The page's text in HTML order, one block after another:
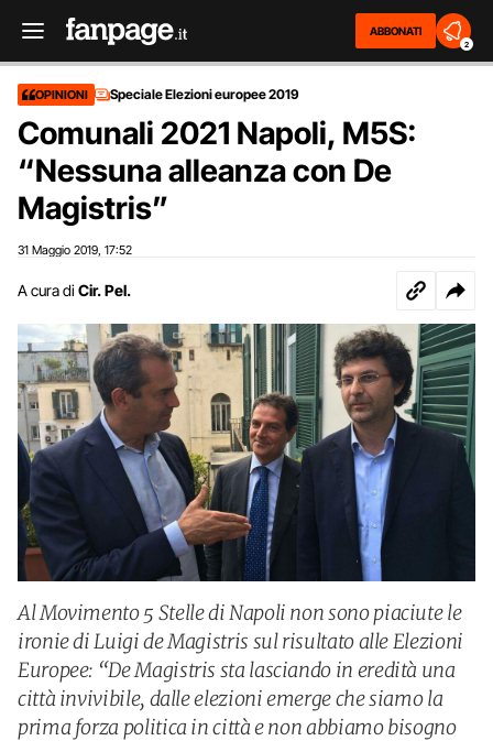
ABBONATI
2
OPINIONI Speciale Elezioni europee 2019
Comunali 2021 Napoli, M5S:
“Nessuna alleanza con De
Magistris”
31 Maggio 2019 17:52
A cura di Cir. Pel.
Al Movimento 5 Stelle di Napoli non sono piaciute le
ironie di Luigi de Magistris sul risultato alle Elezioni
Europee: “De Magistris sta lasciando in eredità una
città invivibile, dalle elezioni emerge che siamo la
prima forza politica in città e non abbiamo bisogno